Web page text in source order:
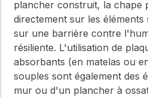
plancher construit, la chape
directement sur les
sur une barrière contre
résiliente. L'utilisation de
absorbants (en matelas ou
souples sont également des
mur ou d'un plancher à